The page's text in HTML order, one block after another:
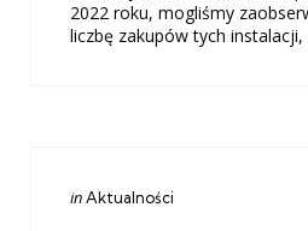
2022 roku, mogliśmy
liczbę zakupów tych
Categories
Posted
inAktualności